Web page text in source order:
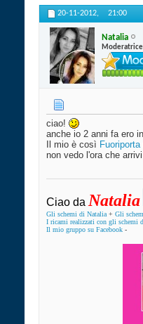
20-11-2012, 21:00
Natalia
Moderatrice
ciao!
anche io 2 anni fa ero
Il mio è così
non vedo l'ora che
Ciao da Natalia
Gli schemi di Natalia+ Gli
I ricami realizzati con gli schemi
Il mio gruppo su Facebook -